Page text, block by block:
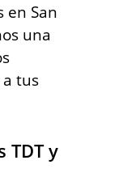
en San
una
tus
TDT y